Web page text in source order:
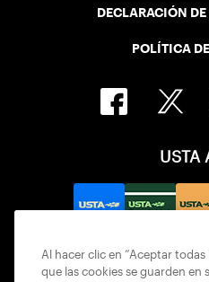
DECLARACIÓN
POLÍTICA
USTA
Al hacer clic en “Aceptar todas
que las cookies se guarden en